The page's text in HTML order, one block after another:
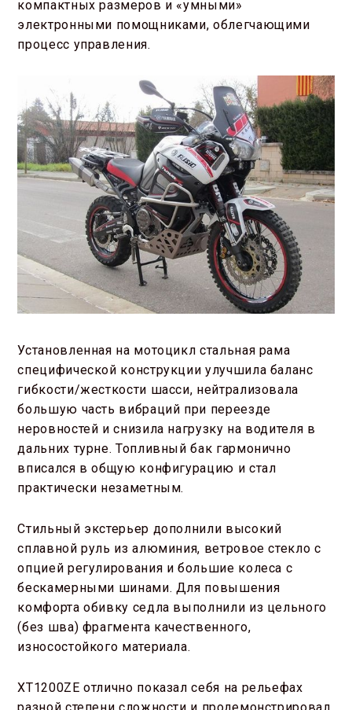
компактных размеров и «умными»
электронными помощниками, облегчающими
процесс управления.
Установленная на мотоцикл стальная рама
специфической конструкции улучшила баланс
гибкости/жесткости шасси, нейтрализовала
большую часть вибраций при переезде
неровностей и снизила нагрузку на водителя в
дальних турне. Топливный бак гармонично
вписался в общую конфигурацию и стал
практически незаметным.
Стильный экстерьер дополнили высокий
сплавной руль из алюминия, ветровое стекло с
опцией регулирования и большие колеса с
бескамерными шинами. Для повышения
комфорта обивку седла выполнили из цельного
(без шва) фрагмента качественного,
износостойкого материала.
XT1200ZE отлично показал себя на рельефах